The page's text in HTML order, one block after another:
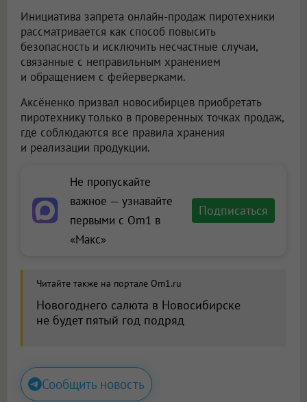
Инициатива запрета онлайн-продаж пиротехники
рассматривается как способ повысить
безопасность и исключить несчастные случаи,
связанные с неправильным хранением
и обращением с фейерверками.
Аксёненко призвал новосибирцев приобретать
пиротехнику только в проверенных точках продаж,
где соблюдаются все правила хранения
и реализации продукции.
Не пропускайте
важное — узнавайте
первыми с Om1 в
«Макс»
Подписаться
Читайте также на портале Om1.ru
Новогоднего салюта в Новосибирске
не будет пятый год подряд
Сообщить новость